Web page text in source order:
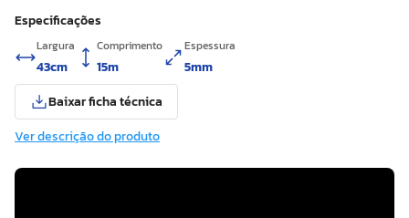
Especificações
Largura
43cm
Comprimento
15m
Espessura
5mm
Baixar ficha técnica
Ver descrição do produto